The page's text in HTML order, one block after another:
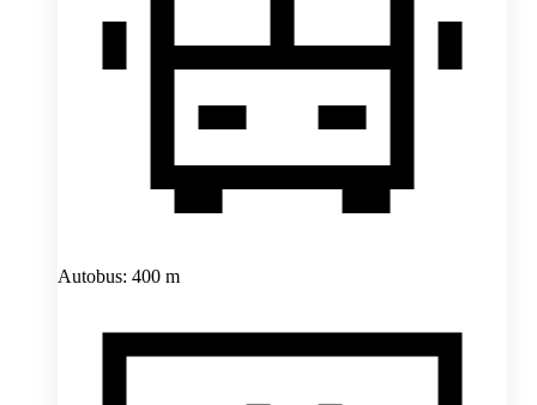
Autobus: 400 m